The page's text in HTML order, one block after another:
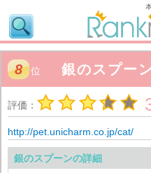
8 位 銀のスプーン
評価：
http://pet.unicharm.co.jp/cat/
銀のスプーンの詳細